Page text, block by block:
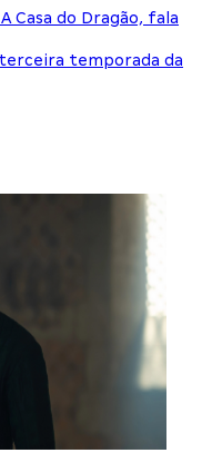
Casa do Dragão, fala
temporada da